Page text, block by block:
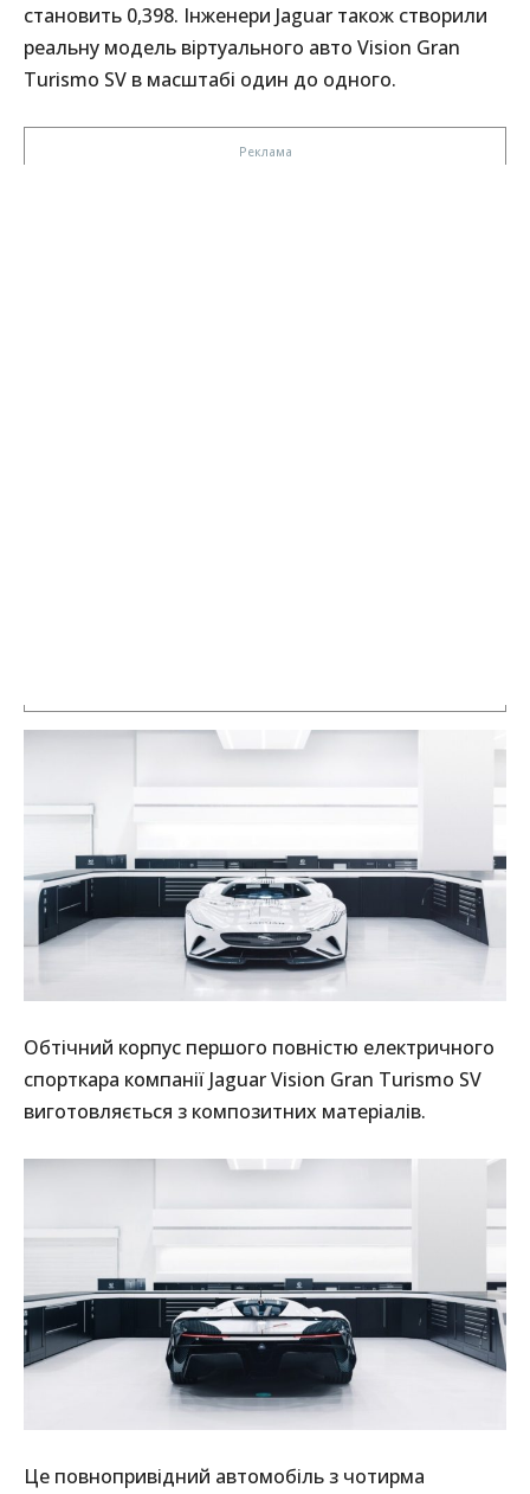
становить 0,398. Інженери Jaguar також створили
реальну модель віртуального авто Vision Gran
Turismo SV в масштабі один до одного.
Обтічний корпус першого повністю електричного
спорткара компанії Jaguar Vision Gran Turismo SV
виготовляється з композитних матеріалів.
Це повнопривідний автомобіль з чотирма